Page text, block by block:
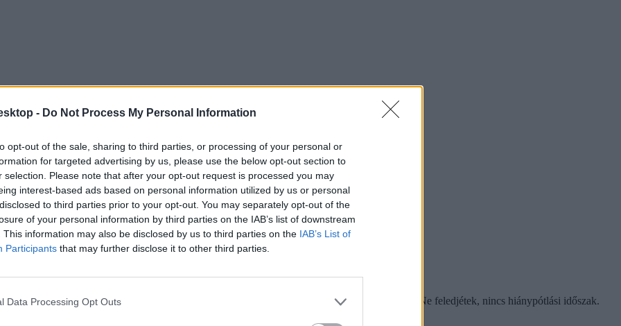
- Do Not Process My Personal Information
opt-out of the sale, sharing to third parties, or processing of your personal or
for targeted advertising by us, please use the below opt-out section to
selection. Please note that after your opt-out request is processed you may
interest-based ads based on personal information utilized by us or personal
to third parties prior to your opt-out. You may separately opt-out of the
of your personal information by third parties on the IAB’s list of downstream
This information may also be disclosed by us to third parties on the IAB’s List of
Participants that may further disclose it to other third parties.
Data Processing Opt Outs
dokumentumokat a jelentkezési kérelemmel együtt kell feltölteni 2021. augusztus 8-ig. Ne feledjétek, nincs hiánypótlási időszak.